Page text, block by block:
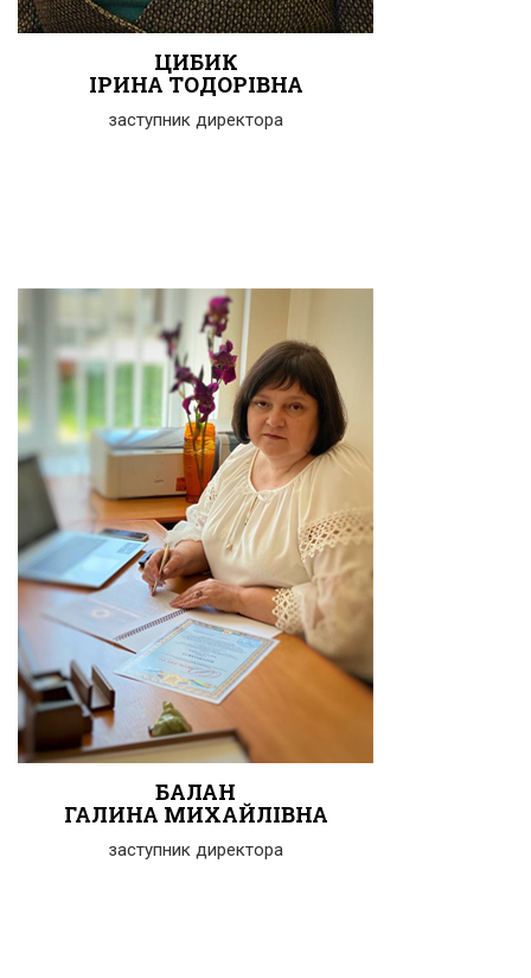
ЦИБИК
ІРИНА ТОДОРІВНА
заступник директора
БАЛАН
ГАЛИНА МИХАЙЛІВНА
заступник директора